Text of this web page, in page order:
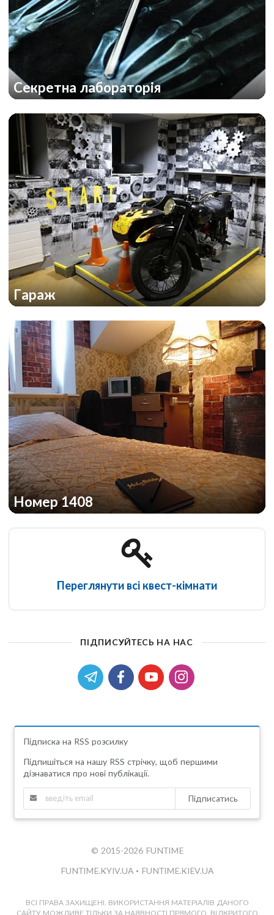
Секретна лабораторія
Гараж
Номер 1408
Переглянути всі квест-кімнати
ПІДПИСУЙТЕСЬ НА НАС
Підписка на RSS розсилку
Підпишіться на нашу RSS стрічку, щоб першими
дізнаватися про нові публікації.
Підписатись
© 2015-2026 FUNTIME
FUNTIME.KYIV.UA • FUNTIME.KIEV.UA
ВСІ ПРАВА ЗАХИЩЕНІ. ВИКОРИСТАННЯ МАТЕРІАЛІВ ДАНОГО
САЙТУ МОЖЛИВЕ ТІЛЬКИ ЗА НАЯВНОСТІ ПРЯМОГО, ВІДКРИТОГО